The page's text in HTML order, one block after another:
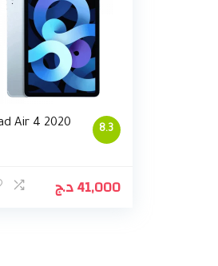
8.3
Air 4 2020
41,000د.ج